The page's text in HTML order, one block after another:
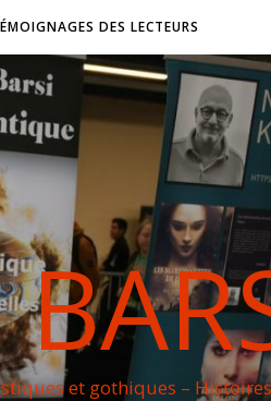
DES LECTEURS
et gothiques –